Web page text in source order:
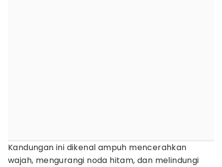
Kandungan ini dikenal ampuh mencerahkan
wajah, mengurangi noda hitam, dan melindungi